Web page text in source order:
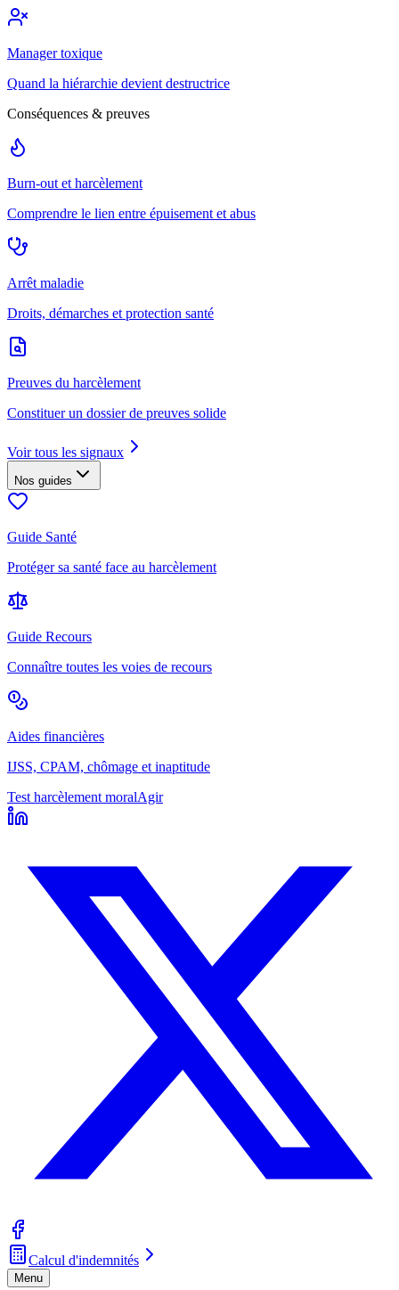
Manager toxique
Quand la hiérarchie devient destructrice
Conséquences & preuves
Burn-out et harcèlement
Comprendre le lien entre épuisement et abus
Arrêt maladie
Droits, démarches et protection santé
Preuves du harcèlement
Constituer un dossier de preuves solide
Voir tous les signaux
Nos guides
Guide Santé
Protéger sa santé face au harcèlement
Guide Recours
Connaître toutes les voies de recours
Aides financières
IJSS, CPAM, chômage et inaptitude
Test harcèlement moralAgir
Calcul d'indemnités
Menu